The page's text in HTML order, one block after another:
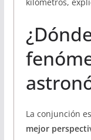
kilómetros,
La conjunción
mejor